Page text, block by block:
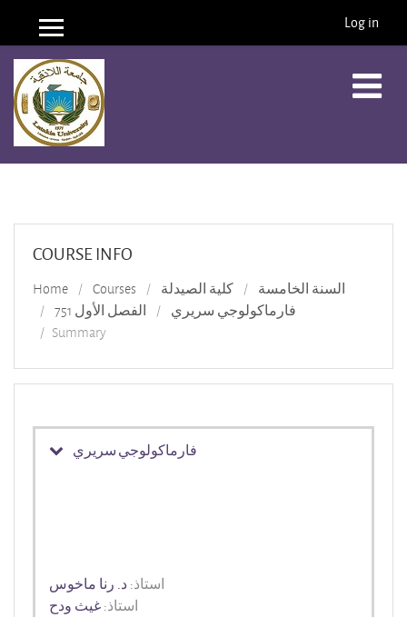
Skip to main content
Side panel Log in
COURSE INFO
Home Courses كلية الصيدلة
السنة الخامسة
الفصل الأول 751
فارماكولوجي سريري
Summary
فارماكولوجي سريري
استاذ: د. رنا ماخوس
استاذ: غيث ودح